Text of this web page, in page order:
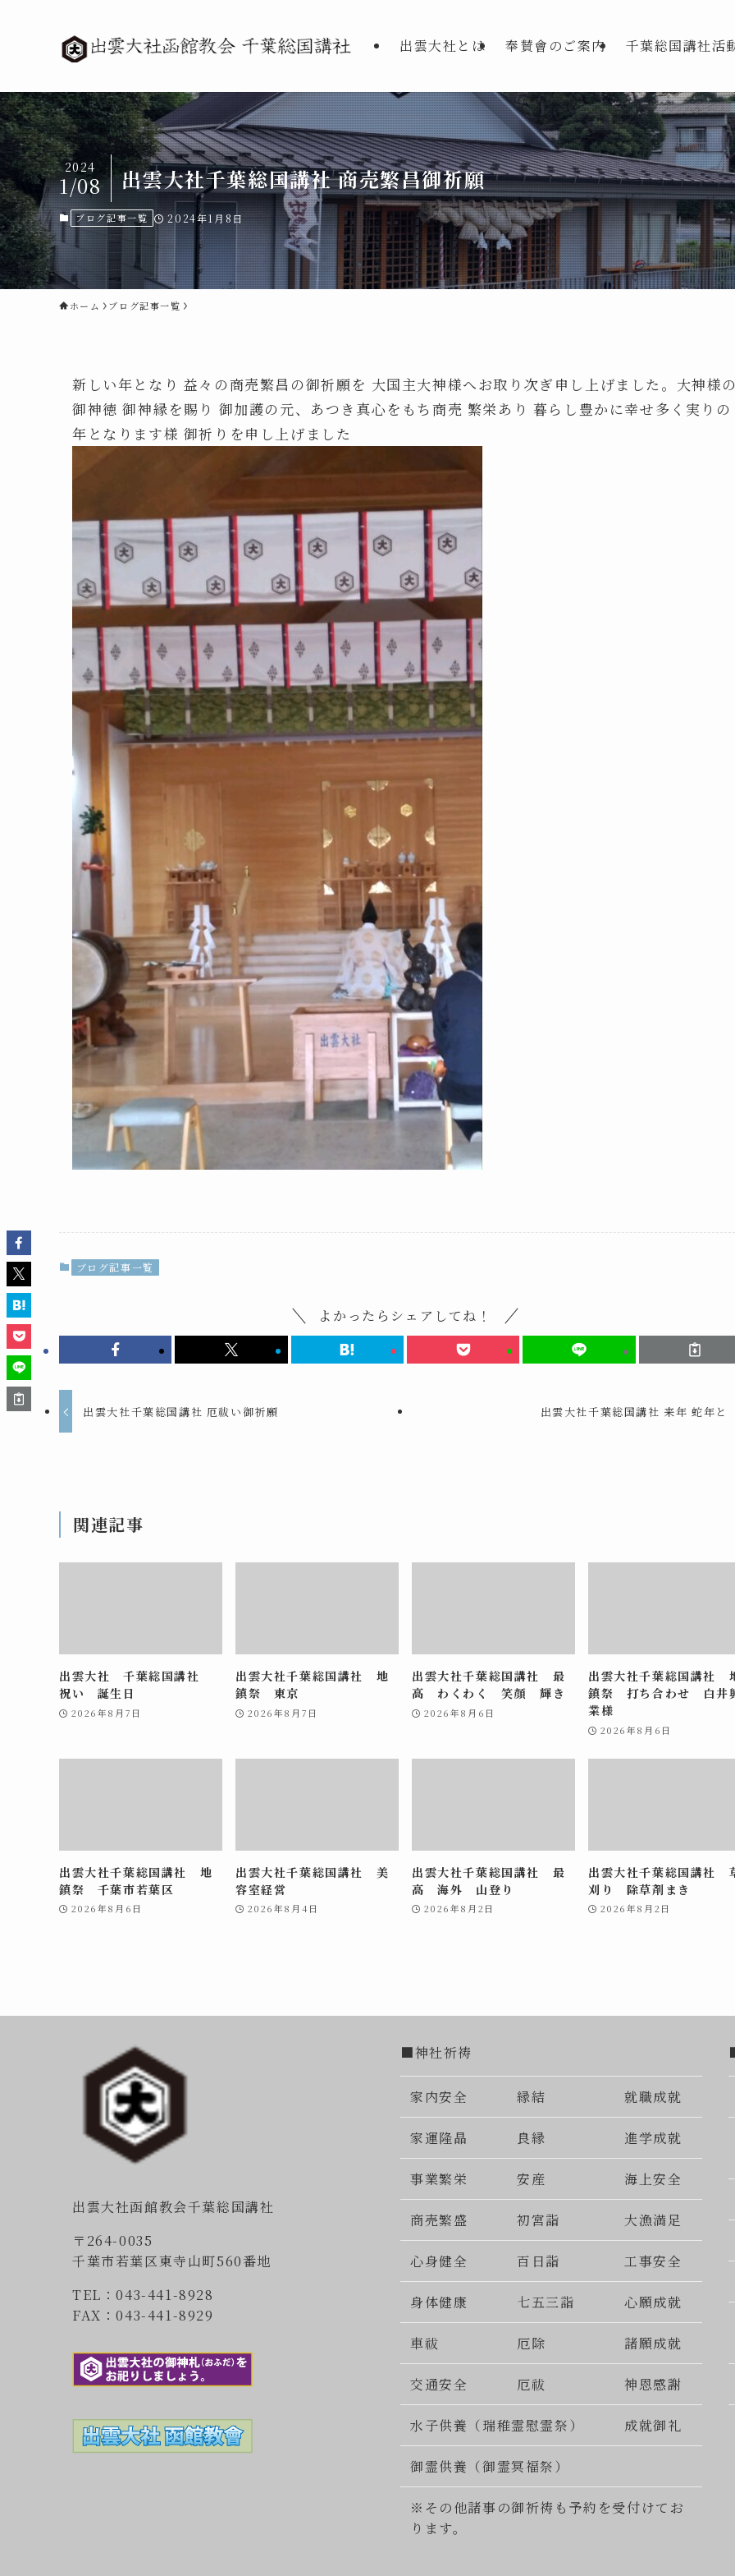
出雲大社とは 奉賛會のご案内 千葉総国講社活
出雲大社千葉総国講社 商売繁昌御祈願
2024
1/08
ブログ記事一覧 2024年1月8日
ホーム ブログ記事一覧
新しい年となり 益々の商売繁昌の御祈願を 大国主大神様へお取り次ぎ申し上げました。大神様
御神徳 御神縁を賜り 御加護の元、あつき真心をもち商売 繁栄あり 暮らし豊かに幸せ多く実りの
年となります様 御祈りを申し上げました
ブログ記事一覧
よかったらシェアしてね！
出雲大社千葉総国講社 厄祓い御祈願 出雲大社千葉総国講社 来年 蛇年と
関連記事
出雲大社 千葉総国講社
祝い 誕生日
2026年8月7日
出雲大社千葉総国講社 地
鎮祭 東京
2026年8月7日
出雲大社千葉総国講社 最
高 わくわく 笑顔 輝き
2026年8月6日
出雲大社千葉総国講社
鎮祭 打ち合わせ 白井
業様
2026年8月6日
出雲大社千葉総国講社 地
鎮祭 千葉市若葉区
2026年8月6日
出雲大社千葉総国講社 美
容室経営
2026年8月4日
出雲大社千葉総国講社 最
高 海外 山登り
2026年8月2日
出雲大社千葉総国講社
刈り 除草剤まき
2026年8月2日
出雲大社函館教会千葉総国講社
〒264-0035
千葉市若葉区東寺山町560番地
TEL：043-441-8928
FAX：043-441-8929
■神社祈祷
家内安全 縁結 就職成就
家運隆晶 良縁 進学成就
事業繁栄 安産 海上安全
商売繁盛 初宮詣 大漁満足
心身健全 百日詣 工事安全
身体健康 七五三詣 心願成就
車祓 厄除 諸願成就
交通安全 厄祓 神恩感謝
水子供養（瑞稚霊慰霊祭） 成就御礼
御霊供養（御霊冥福祭）
※その他諸事の御祈祷も予約を受付けてお
ります。